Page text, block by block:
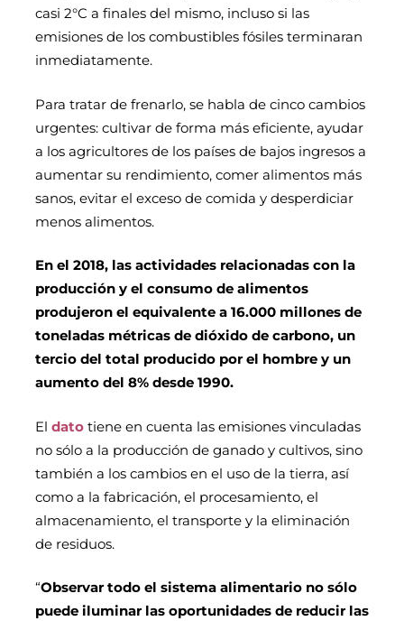
casi 2°C a finales del mismo, incluso si las
emisiones de los combustibles fósiles terminaran
inmediatamente.
Para tratar de frenarlo, se habla de cinco cambios
urgentes: cultivar de forma más eficiente, ayudar
a los agricultores de los países de bajos ingresos a
aumentar su rendimiento, comer alimentos más
sanos, evitar el exceso de comida y desperdiciar
menos alimentos.
En el 2018, las actividades relacionadas con la
producción y el consumo de alimentos
produjeron el equivalente a 16.000 millones de
toneladas métricas de dióxido de carbono, un
tercio del total producido por el hombre y un
aumento del 8% desde 1990.
El dato tiene en cuenta las emisiones vinculadas
no sólo a la producción de ganado y cultivos, sino
también a los cambios en el uso de la tierra, así
como a la fabricación, el procesamiento, el
almacenamiento, el transporte y la eliminación
de residuos.
“Observar todo el sistema alimentario no sólo
puede iluminar las oportunidades de reducir las